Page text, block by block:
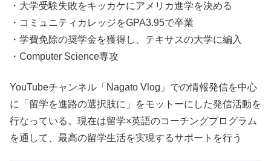
・大学受験失敗をキッカケにアメリカ進学を決める​
・コミュニティカレッジをGPA3.95で卒業
・学費免除の​奨学金を獲得し、テキサスの大学に編入
・Computer Science専攻
YouTubeチャンネル「Nagato Vlog」での情報発信を中心
に​「留学を進路の選択肢に」をモットーにした発信活動を
行なっている。現在は留学×英語のコーチングプログラム
を通して、最高の留学生活を実現するサポートを行う